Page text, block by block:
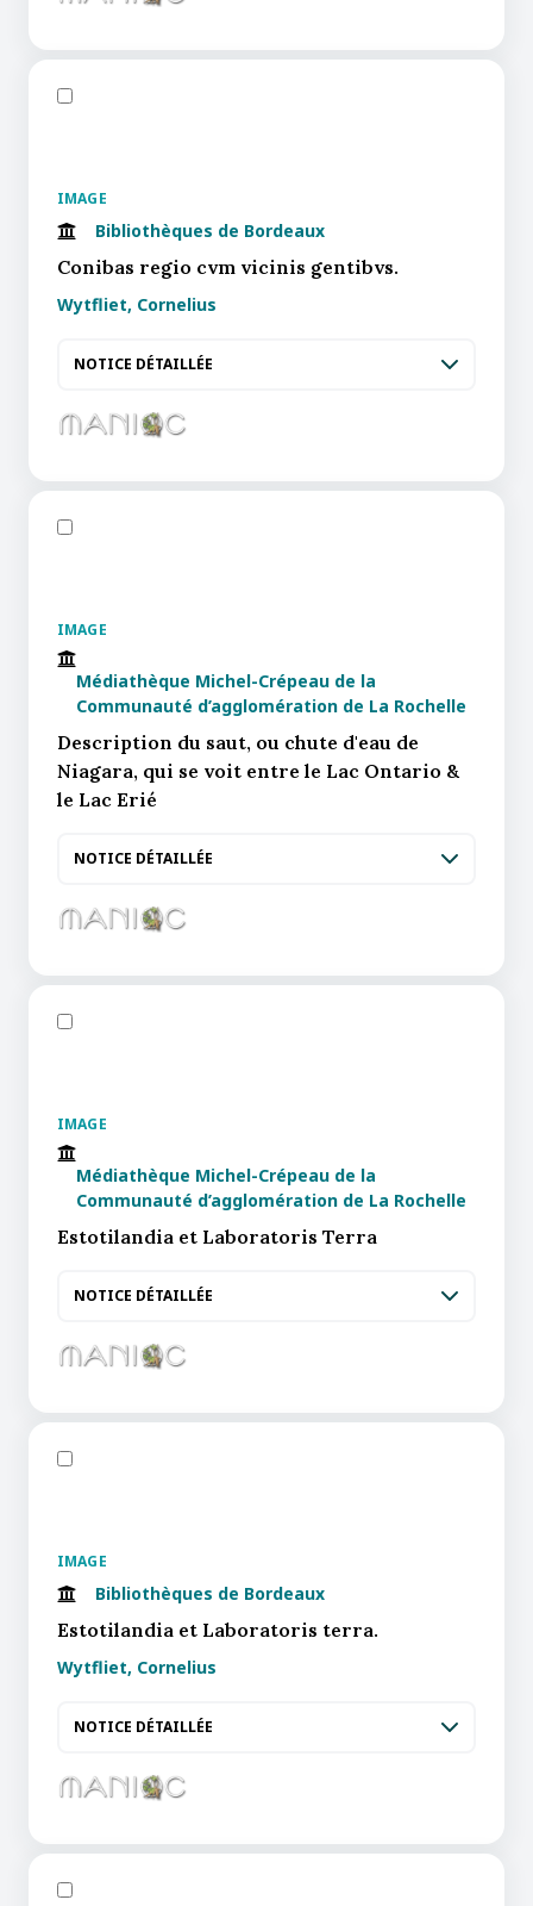
IMAGE
Bibliothèques de Bordeaux
Conibas regio cvm vicinis gentibvs.
Wytfliet, Cornelius
NOTICE DÉTAILLÉE
IMAGE
Médiathèque Michel-Crépeau de la
Communauté d’agglomération de La Rochelle
Description du saut, ou chute d'eau de
Niagara, qui se voit entre le Lac Ontario &
le Lac Erié
NOTICE DÉTAILLÉE
IMAGE
Médiathèque Michel-Crépeau de la
Communauté d’agglomération de La Rochelle
Estotilandia et Laboratoris Terra
NOTICE DÉTAILLÉE
IMAGE
Bibliothèques de Bordeaux
Estotilandia et Laboratoris terra.
Wytfliet, Cornelius
NOTICE DÉTAILLÉE